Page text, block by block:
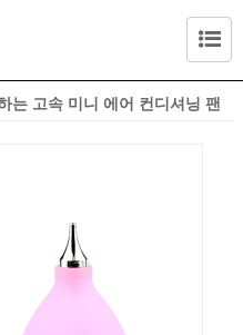
는 고속 미니 에어 컨디셔닝 팬